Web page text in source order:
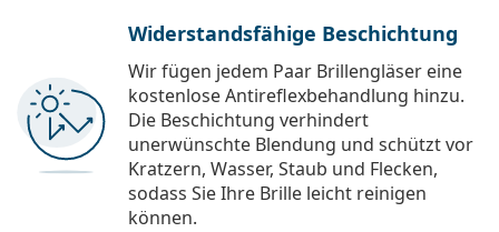
Widerstandsfähige Beschichtung
Wir fügen jedem Paar Brillengläser eine
kostenlose Antireflexbehandlung hinzu.
Die Beschichtung verhindert
unerwünschte Blendung und schützt vor
Kratzern, Wasser, Staub und Flecken,
sodass Sie Ihre Brille leicht reinigen
können.